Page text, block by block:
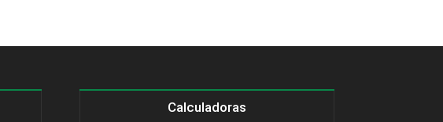
Calculadoras